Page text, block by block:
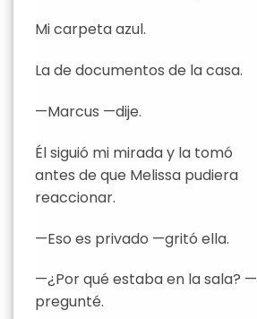
Mi carpeta azul.
La de documentos de la casa.
—Marcus —dije.
Él siguió mi mirada y la tomó
antes de que Melissa pudiera
reaccionar.
—Eso es privado —gritó ella.
—¿Por qué estaba en la sala? —
pregunté.